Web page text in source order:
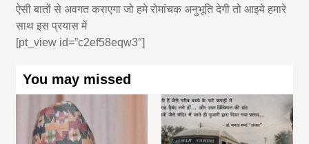
ऐसी बातों से अवगत कराएगा जो हमे रोमांचक अनुभूति देगी तो आइये हमारे
साथ इस प्रयास में
[pt_view id=”c2ef58eqw3″]
You may missed